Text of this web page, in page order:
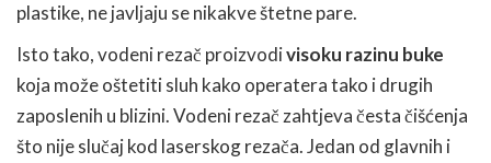
plastike, ne javljaju se nikakve štetne pare.
Isto tako, vodeni rezač proizvodivisoku razinu buke
koja može oštetiti sluh kako operatera tako i drugih
zaposlenih u blizini. Vodeni rezač zahtjeva česta čišćenja
što nije slučaj kod laserskog rezača. Jedan od glavnih i